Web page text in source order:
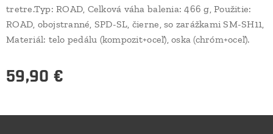
tretre.Typ: ROAD, Celková váha balenia: 466 g, Použitie:
ROAD, obojstranné, SPD-SL, čierne, so zarážkami SM-SH11,
Materiál: telo pedálu (kompozit+oceľ), oska (chróm+oceľ).
59,90 €